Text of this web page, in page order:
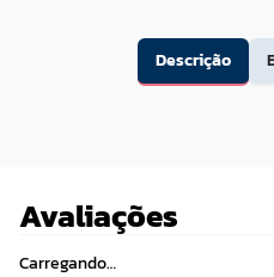
Descrição
Avaliações
Carregando…